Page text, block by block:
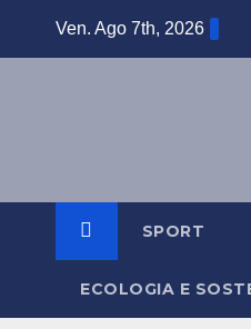
Ven. Ago 7th, 2026
SPORT
ECOLOGIA E